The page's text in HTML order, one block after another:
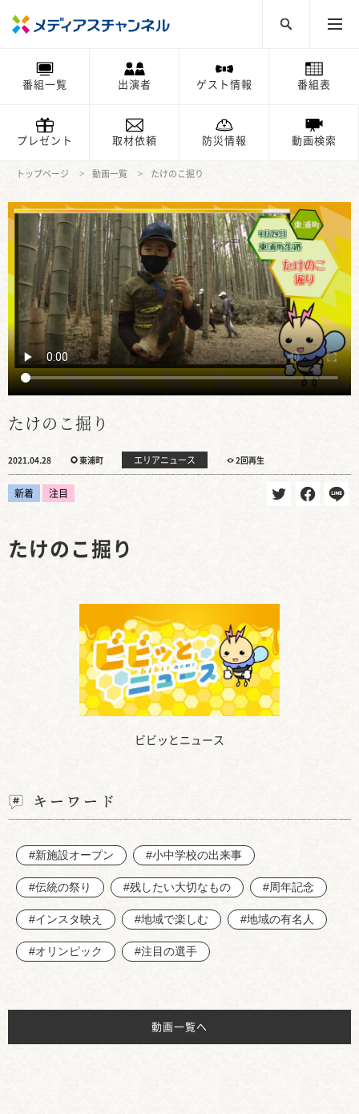
番組一覧 出演者 ゲスト情報 番組表
プレゼント 取材依頼 防災情報 動画検索
トップページ 動画一覧 たけのこ掘り
たけのこ掘り
2021.04.28 東浦町 エリアニュース 2回再生
新着 注目
ビビッとニュース
たけのこ掘り
キーワード
#新施設オープン #小中学校の出来事
#伝統の祭り #残したい大切なもの #周年記念
#インスタ映え #地域で楽しむ #地域の有名人
#オリンピック #注目の選手
動画一覧へ